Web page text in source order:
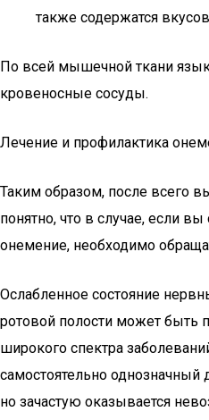
также содержатся
По всей мышечной ткани
кровеносные сосуды.
Лечение и профилактика
Таким образом, после всего
понятно, что в случае, если
онемение, необходимо
Ослабленное состояние
ротовой полости может быть
широкого спектра
самостоятельно однозначный
но зачастую оказывается